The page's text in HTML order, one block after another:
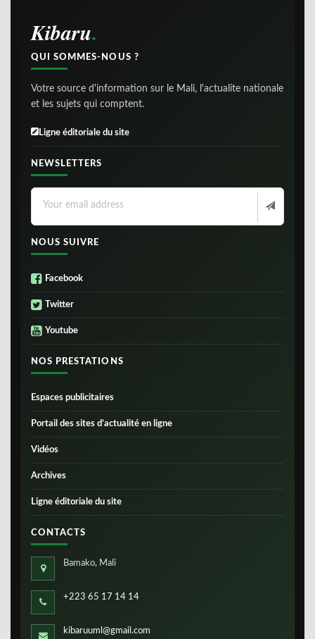
Kibaru
QUI SOMMES-NOUS ?
Votre source d'information sur le Mali, l'actualite nationale
et les sujets qui comptent.
Ligne éditoriale du site
NEWSLETTERS
NOUS SUIVRE
Facebook
Twitter
Youtube
NOS PRESTATIONS
Espaces publicitaires
Portail des sites d’actualité en ligne
Vidéos
Archives
Ligne éditoriale du site
CONTACTS
Bamako, Mali
+223 65 17 14 14
kibaruuml@gmail.com